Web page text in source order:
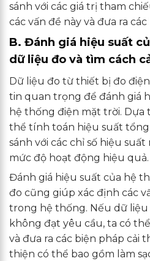
sánh với các giá trị tham
các vấn đề này và đưa ra
B. Đánh giá hiệu suất
dữ liệu đo và tìm cách
Dữ liệu đo từ thiết bị đo
tin quan trọng để đánh giá
hệ thống điện mặt trời. Dựa
thể tính toán hiệu suất
sánh với các chỉ số hiệu
mức độ hoạt động hiệu quả.
Đánh giá hiệu suất của hệ
đo cũng giúp xác định các
trong hệ thống. Nếu dữ
không đạt yêu cầu, ta có
và đưa ra các biện pháp cải
thiện có thể bao gồm làm